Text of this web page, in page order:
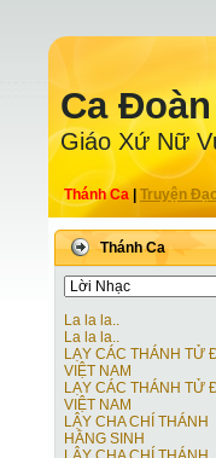
Ca
Giáo Xứ Nữ
Thánh Ca Truyện
Thánh Ca
La la la..
La la la..
LẠY CÁC THÁNH TỬ
VIỆT NAM
LẠY CÁC THÁNH TỬ
VIỆT NAM
LẬY CHA CHÍ THÁNH
HẰNG SINH